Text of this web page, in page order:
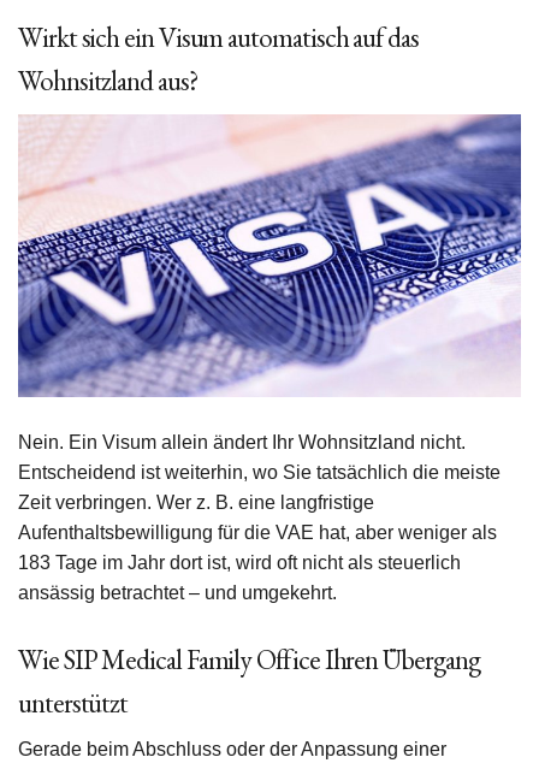
Wirkt sich ein Visum automatisch auf das
Wohnsitzland aus?
Nein. Ein Visum allein ändert Ihr Wohnsitzland nicht.
Entscheidend ist weiterhin, wo Sie tatsächlich die meiste
Zeit verbringen. Wer z. B. eine langfristige
Aufenthaltsbewilligung für die VAE hat, aber weniger als
183 Tage im Jahr dort ist, wird oft nicht als steuerlich
ansässig betrachtet – und umgekehrt.
Wie SIP Medical Family Office Ihren Übergang
unterstützt
Gerade beim Abschluss oder der Anpassung einer